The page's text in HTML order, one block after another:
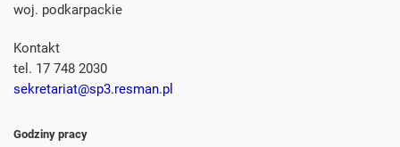
woj. podkarpackie
Kontakt
tel. 17 748 2030
sekretariat@sp3.resman.pl
Godziny pracy